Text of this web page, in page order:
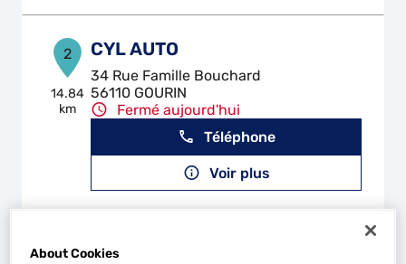
2
14.84
km
CYL AUTO
34 Rue Famille Bouchard
56110 GOURIN
Fermé aujourd'hui
Téléphone
Voir plus
3 GARAGE LE BRAS
About Cookies